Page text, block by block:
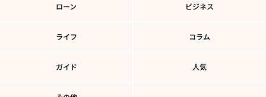
ローン ビジネス
ライフ コラム
ガイド 人気